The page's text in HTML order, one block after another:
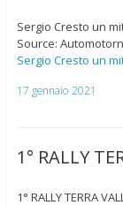
Sergio Cresto un
Source:
Sergio Cresto un
17 gennaio 2021
1° RALLY
1° RALLY TERRA